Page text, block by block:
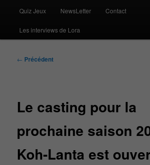
Quiz Jeux NewsLetter Contact
Les interviews de Lora
Navigation
← Précédent
Le casting pour la
prochaine saison
Koh-Lanta est